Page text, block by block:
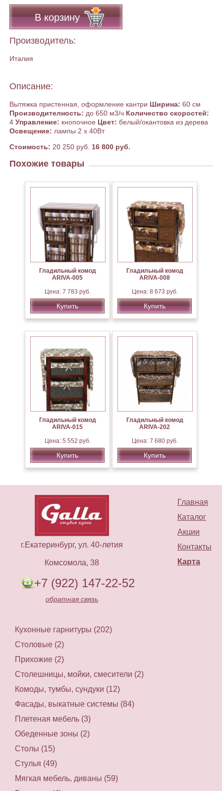
В корзину
Производитель:
Италия
Описание:
Вытяжка пристенная, оформление кантри Ширина: 60 см
Производителность: до 650 м3/ч Количество скоростей:
4 Управление: кнопочное Цвет: белый/окантовка из дерева
Освещение: лампы 2 х 40Вт
Стоимость: 20 250 руб. 16 800 руб.
Похожие товары
Гладильный комод
ARIVA-005
Цена: 7 783 руб.
Купить
Гладильный комод
ARIVA-008
Цена: 8 673 руб.
Купить
Гладильный комод
ARIVA-015
Цена: 5 552 руб.
Купить
Гладильный комод
ARIVA-202
Цена: 7 680 руб.
Купить
Главная
Каталог
Акции
Контакты
Карта
г.Екатеринбург, ул. 40-летия
Комсомола, 38
+7 (922) 147-22-52
обратная связь
Кухонные гарнитуры (202)
Столовые (2)
Прихожие (2)
Столешницы, мойки, смесители (2)
Комоды, тумбы, сундуки (12)
Фасады, выкатные системы (84)
Плетеная мебель (3)
Обеденные зоны (2)
Столы (15)
Стулья (49)
Мягкая мебель, диваны (59)